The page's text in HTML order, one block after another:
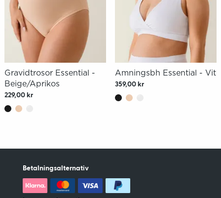
Gravidtrosor Essential -
Beige/Aprikos
229,00 kr
Amningsbh Essential - Vit
359,00 kr
Betalningsalternativ